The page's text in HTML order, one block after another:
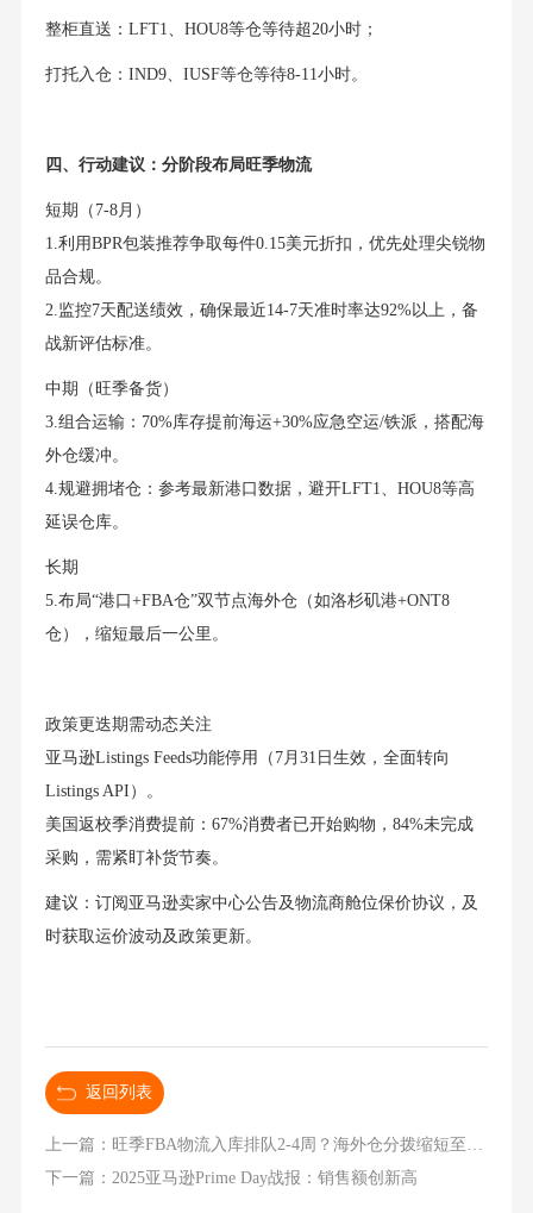
整柜直送：LFT1、HOU8等仓等待超20小时；
打托入仓：IND9、IUSF等仓等待8-11小时。
四、行动建议：分阶段布局旺季物流
短期（7-8月）
1.利用BPR包装推荐争取每件0.15美元折扣，优先处理尖锐物
品合规。
2.监控7天配送绩效，确保最近14-7天准时率达92%以上，备
战新评估标准。
中期（旺季备货）
3.组合运输：70%库存提前海运+30%应急空运/铁派，搭配海
外仓缓冲。
4.规避拥堵仓：参考最新港口数据，避开LFT1、HOU8等高
延误仓库。
长期
5.布局“港口+FBA仓”双节点海外仓（如洛杉矶港+ONT8
仓），缩短最后一公里。
政策更迭期需动态关注
亚马逊Listings Feeds功能停用（7月31日生效，全面转向
Listings API）。
美国返校季消费提前：67%消费者已开始购物，84%未完成
采购，需紧盯补货节奏。
建议：订阅亚马逊卖家中心公告及物流商舱位保价协议，及
时获取运价波动及政策更新。
返回列表
上一篇：旺季FBA物流入库排队2-4周？海外仓分拨缩短至3天实战策略
下一篇：2025亚马逊Prime Day战报：销售额创新高